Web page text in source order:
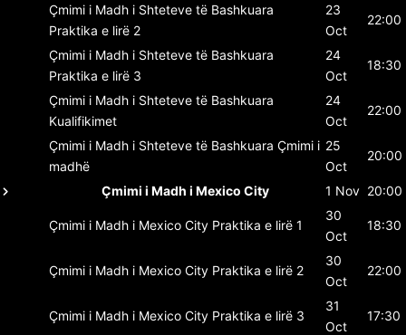
Çmimi i Madh i Shteteve të Bashkuara
Praktika e lirë 2
23
Oct
22:00
Çmimi i Madh i Shteteve të Bashkuara
Praktika e lirë 3
24
Oct
18:30
Çmimi i Madh i Shteteve të Bashkuara
Kualifikimet
24
Oct
22:00
Çmimi i Madh i Shteteve të Bashkuara Çmimi i
madhë
25
Oct
20:00
Çmimi i Madh i Mexico City 1 Nov 20:00
Çmimi i Madh i Mexico City Praktika e lirë 1
30
Oct
18:30
Çmimi i Madh i Mexico City Praktika e lirë 2
30
Oct
22:00
Çmimi i Madh i Mexico City Praktika e lirë 3
31
Oct
17:30